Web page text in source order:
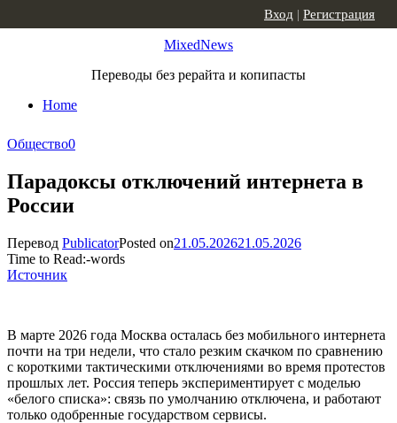
MixedNews
Переводы без рерайта и копипасты
Home
Вход | Регистрация
Общество0
Парадоксы отключений интернета в
России
Перевод PublicatorPosted on21.05.202621.05.2026
Time to Read:-words
Источник
В марте 2026 года Москва осталась без мобильного интернета
почти на три недели, что стало резким скачком по сравнению
с короткими тактическими отключениями во время протестов
прошлых лет. Россия теперь экспериментирует с моделью
«белого списка»: связь по умолчанию отключена, и работают
только одобренные государством сервисы.